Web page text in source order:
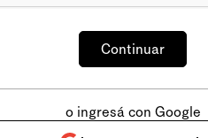
o ingresá con Google